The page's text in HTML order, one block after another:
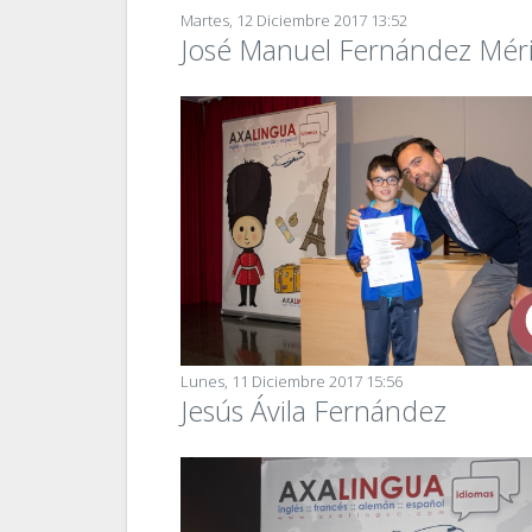
Martes, 12 Diciembre 2017 13:52
José Manuel Fernández
Lunes, 11 Diciembre 2017 15:56
Jesús Ávila Fernández